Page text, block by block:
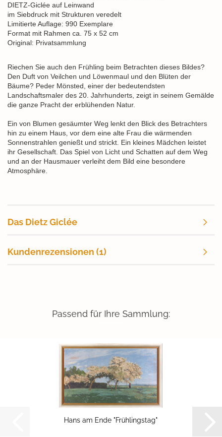
DIETZ-Giclée auf Leinwand
im Siebdruck mit Strukturen veredelt
Limitierte Auflage: 990 Exemplare
Format mit Rahmen ca. 75 x 52 cm
Original: Privatsammlung
Riechen Sie auch den Frühling beim Betrachten dieses Bildes?
Den Duft von Veilchen und Löwenmaul und den Blüten der
Bäume? Peder Mönsted, einer der bedeutendsten
Landschaftsmaler des 20. Jahrhunderts, zeigt in seinem Gemälde
die ganze Pracht der erblühenden Natur.
Ein von Blumen gesäumter Weg lenkt den Blick des Betrachters
hin zu einem Haus, vor dem eine alte Frau die wärmenden
Sonnenstrahlen genießt und strickt. Ein kleines Mädchen leistet
ihr Gesellschaft. Das Spiel von Licht und Schatten auf dem Weg
und an der Hausmauer verleiht dem Bild eine besondere
Atmosphäre.
Das Dietz Giclée
Kundenrezensionen (1)
Passend für Ihre Sammlung:
Hans am Ende "Früh­lings­tag"